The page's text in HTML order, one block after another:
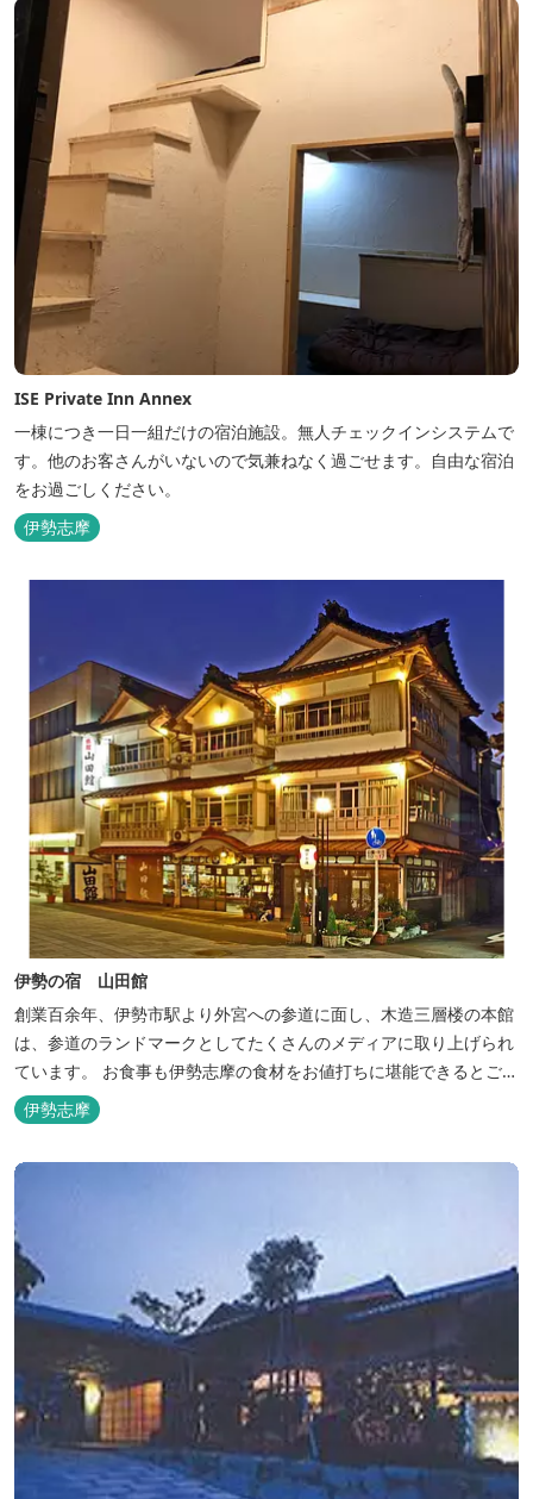
ISE Private Inn Annex
一棟につき一日一組だけの宿泊施設。無人チェックインシステムで
す。他のお客さんがいないので気兼ねなく過ごせます。自由な宿泊
をお過ごしください。
伊勢志摩
伊勢の宿 山田館
創業百余年、伊勢市駅より外宮への参道に面し、木造三層楼の本館
は、参道のランドマークとしてたくさんのメディアに取り上げられ
ています。 お食事も伊勢志摩の食材をお値打ちに堪能できるとご好
評いただいています。
伊勢志摩